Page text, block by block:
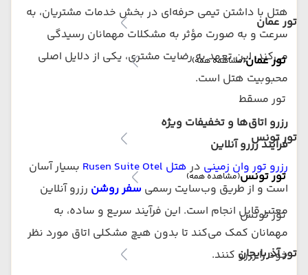
تور عمان
تور عمان(مشاهده همه)
تور مسقط
تور تونس
تور تونس(مشاهده همه)
تور تونس
تور آذربایجان
هتل با داشتن تیمی حرفه‌ای در بخش خدمات مشتریان، به
سرعت و به صورت مؤثر به مشکلات مهمانان رسیدگی
می‌کند. این تعهد به رضایت مشتری، یکی از دلایل اصلی
محبوبیت هتل است.
رزرو اتاق‌ها و تخفیفات ویژه
فرآیند رزرو آنلاین
رزرو تور وان زمینی در هتل Rusen Suite Otel
بسیار آسان
است و از طریق وب‌سایت رسمی سفر روشن رزرو آنلاین
معتبر قابل انجام است. این فرآیند سریع و ساده، به
مهمانان کمک می‌کند تا بدون هیچ مشکلی اتاق مورد نظر
خود را رزرو کنند.